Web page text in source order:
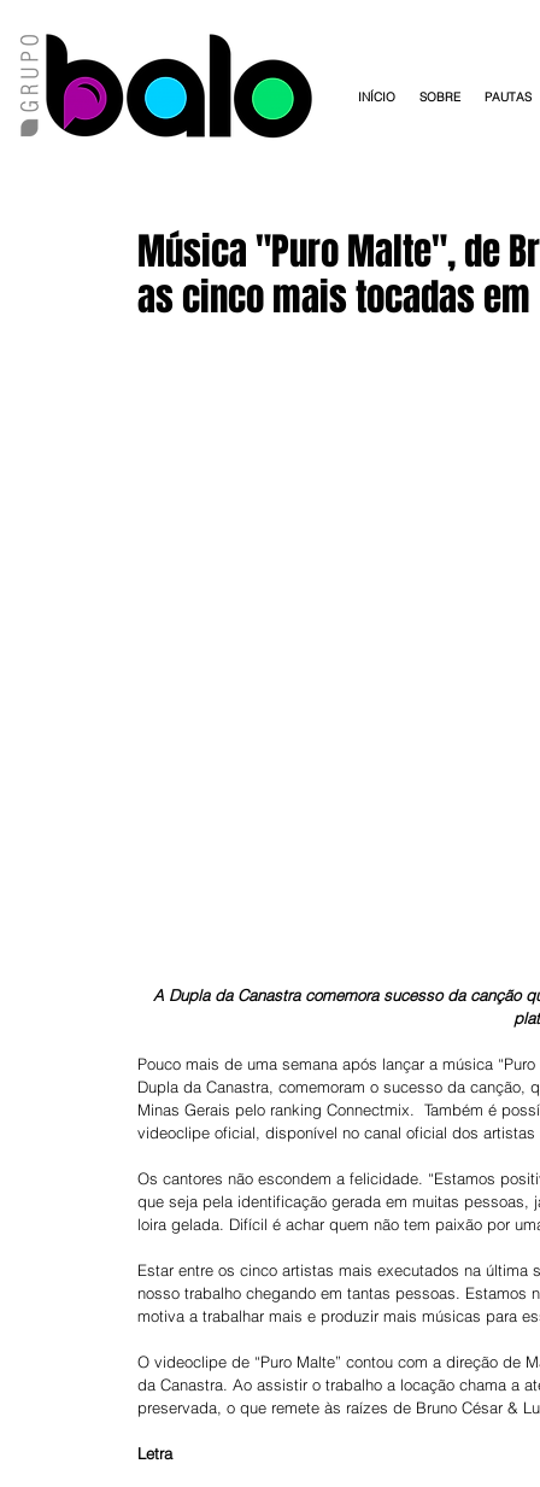
INÍCIO SOBRE PAUTAS
Música "Puro Malte", de
as cinco mais tocadas em
A Dupla da Canastra comemora sucesso da canção
Pouco mais de uma semana após lançar a música
Dupla da Canastra, comemoram o sucesso da
Minas Gerais pelo ranking Connectmix.  Também é
videoclipe oficial, disponível no canal oficial dos
Os cantores não escondem a felicidade. “Estamos
que seja pela identificação gerada em muitas
loira gelada. Difícil é achar quem não tem paixão por
Estar entre os cinco artistas mais executados na
nosso trabalho chegando em tantas pessoas.
motiva a trabalhar mais e produzir mais músicas para
O videoclipe de “Puro Malte” contou com a direção de
da Canastra. Ao assistir o trabalho a locação chama a
preservada, o que remete às raízes de Bruno César &
Letra